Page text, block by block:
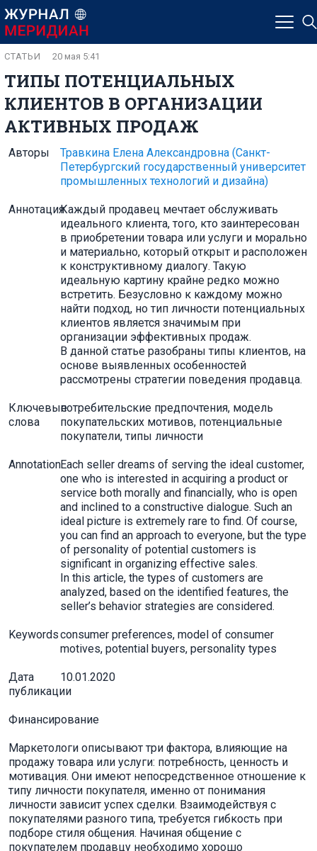
ТИПЫ ПОТЕНЦИАЛЬНЫХ
КЛИЕНТОВ В ОРГАНИЗАЦИИ
АКТИВНЫХ ПРОДАЖ
СТАТЬИ 20 мая 5:41
Авторы Травкина Елена Александровна (Санкт-
Петербургский государственный университет
промышленных технологий и дизайна)
АннотацияКаждый продавец мечтает обслуживать
идеального клиента, того, кто заинтересован
в приобретении товара или услуги и морально
и материально, который открыт и расположен
к конструктивному диалогу. Такую
идеальную картину крайне редко можно
встретить. Безусловно к каждому можно
найти подход, но тип личности потенциальных
клиентов является значимым при
организации эффективных продаж.
В данной статье разобраны типы клиентов, на
основе выявленных особенностей
рассмотрены стратегии поведения продавца.
Ключевые
слова
потребительские предпочтения, модель
покупательских мотивов, потенциальные
покупатели, типы личности
AnnotationEach seller dreams of serving the ideal customer,
one who is interested in acquiring a product or
service both morally and financially, who is open
and inclined to a constructive dialogue. Such an
ideal picture is extremely rare to find. Of course,
you can find an approach to everyone, but the type
of personality of potential customers is
significant in organizing effective sales.
In this article, the types of customers are
analyzed, based on the identified features, the
seller’s behavior strategies are considered.
Keywordsconsumer preferences, model of consumer
motives, potential buyers, personality types
Дата
публикации
10.01.2020
Финансирование
Маркетологи описывают три фактора, влияющие на
продажу товара или услуги: потребность, ценность и
мотивация. Они имеют непосредственное отношение к
типу личности покупателя, именно от понимания
личности зависит успех сделки. Взаимодействуя с
покупателями разного типа, требуется гибкость при
подборе стиля общения. Начиная общение с
покупателем продавцу необходимо хорошо